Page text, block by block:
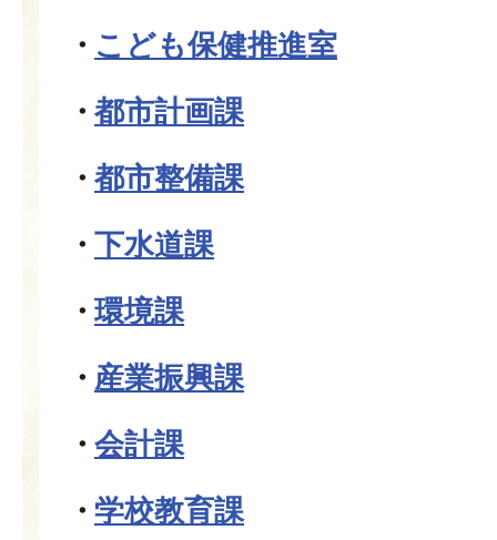
こども保健推進室
都市計画課
都市整備課
下水道課
環境課
産業振興課
会計課
学校教育課